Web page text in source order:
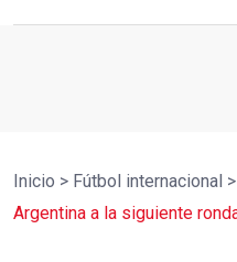
Inicio > Fútbol internacional >
Argentina a la siguiente